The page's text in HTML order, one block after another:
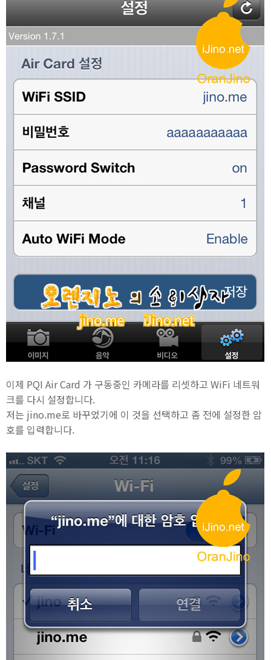
이제 PQI Air Card 가 구동중인 카메라를 리셋하고 WiFi 네트워
크를 다시 설정합니다.
저는 jino.me로 바꾸었기에 이 것을 선택하고 좀 전에 설정한 암
호를 입력합니다.